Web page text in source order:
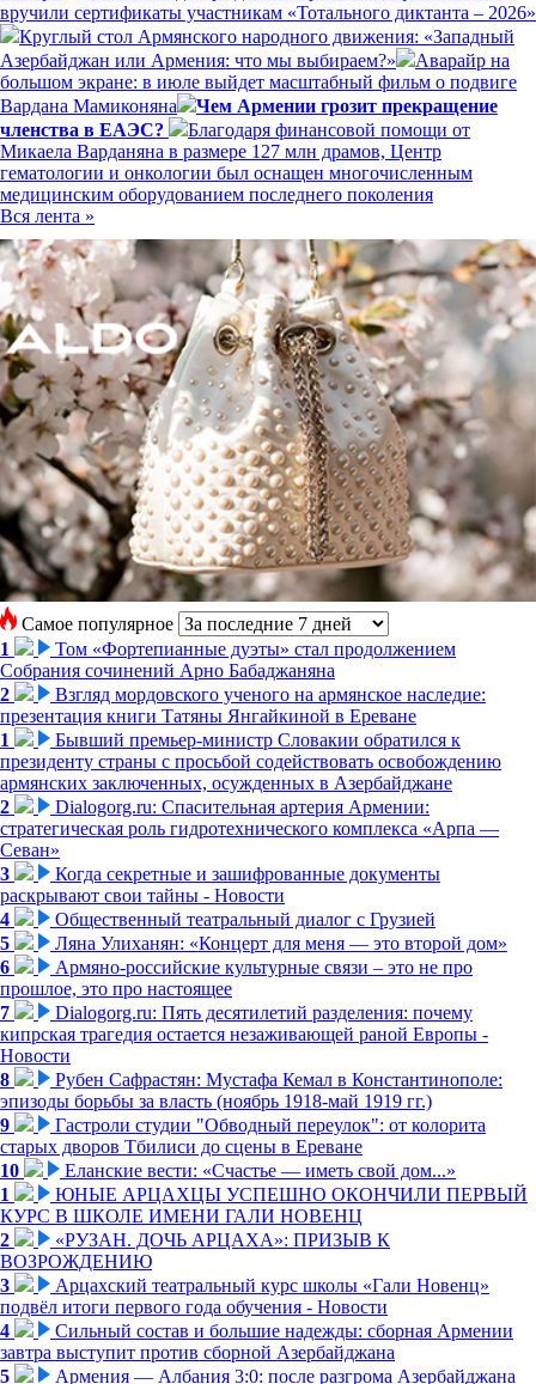
вручили сертификаты участникам «Тотального диктанта – 2026»
Круглый стол Армянского народного движения: «Западный
Азербайджан или Армения: что мы выбираем?»
Аварайр на
большом экране: в июле выйдет масштабный фильм о подвиге
Вардана Мамиконяна
Чем Армении грозит прекращение
членства в ЕАЭС?
Благодаря финансовой помощи от
Микаела Варданяна в размере 127 млн драмов, Центр
гематологии и онкологии был оснащен многочисленным
медицинским оборудованием последнего поколения
Вся лента »
Самое популярное
1
Том «Фортепианные дуэты» стал продолжением
Собрания сочинений Арно Бабаджаняна
2
Взгляд мордовского ученого на армянское наследие:
презентация книги Татяны Янгайкиной в Ереване
1
Бывший премьер-министр Словакии обратился к
президенту страны с просьбой содействовать освобождению
армянских заключенных, осужденных в Азербайджане
2
Dialogorg.ru: Спасительная артерия Армении:
стратегическая роль гидротехнического комплекса «Арпа —
Севан»
3
Когда секретные и зашифрованные документы
раскрывают свои тайны - Новости
4
Общественный театральный диалог с Грузией
5
Ляна Улиханян: «Концерт для меня — это второй дом»
6
Армяно-российские культурные связи – это не про
прошлое, это про настоящее
7
Dialogorg.ru: Пять десятилетий разделения: почему
кипрская трагедия остается незаживающей раной Европы -
Новости
8
Рубен Сафрастян: Мустафа Кемал в Константинополе:
эпизоды борьбы за власть (ноябрь 1918-май 1919 гг.)
9
Гастроли студии "Обводный переулок": от колорита
старых дворов Тбилиси до сцены в Ереване
10
Еланские вести: «Счастье — иметь свой дом...»
1
ЮНЫЕ АРЦАХЦЫ УСПЕШНО ОКОНЧИЛИ ПЕРВЫЙ
КУРС В ШКОЛЕ ИМЕНИ ГАЛИ НОВЕНЦ
2
«РУЗАН. ДОЧЬ АРЦАХА»: ПРИЗЫВ К
ВОЗРОЖДЕНИЮ
3
Арцахский театральный курс школы «Гали Новенц»
подвёл итоги первого года обучения - Новости
4
Сильный состав и большие надежды: сборная Армении
завтра выступит против сборной Азербайджана
5
Армения — Албания 3:0: после разгрома Азербайджана